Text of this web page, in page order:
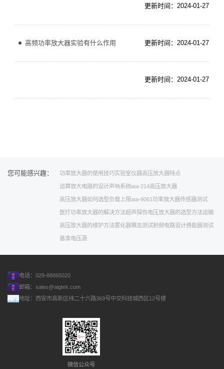
更新时间：2024-01-27
高频功率放大器实验有什么作用 更新时间：2024-01-27
更新时间：2024-01-27
您可能感兴趣： 功率放大器的使用技巧实验室仪器高压放大器特点
运算放大电路的设计声呐系统ata-214高压放大器
高压放大器如何选型负载上限ata-8061功率放大器传感器测试
医疗功率放大器的解决方法超声探伤电压放大器的选型方法运输
高压放大器的维护方法雾化器模态测试射频电路设计换能器测试
基准电压源
电话：029-88865020
邮箱： sales@aigtek.com
地址：西安市高新区纬二十六路369号中交科技城西区12号楼
微信公众号